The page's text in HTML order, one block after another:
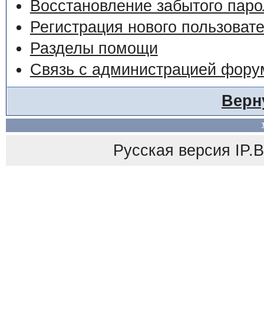
Восстановление забытого
Регистрация нового
Разделы помощи
Связь с администрацией
Русская версия